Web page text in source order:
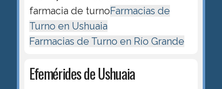
farmacia de turnoFarmacias de
Turno en Ushuaia
Farmacias de Turno en Río Grande
Efemérides de Ushuaia